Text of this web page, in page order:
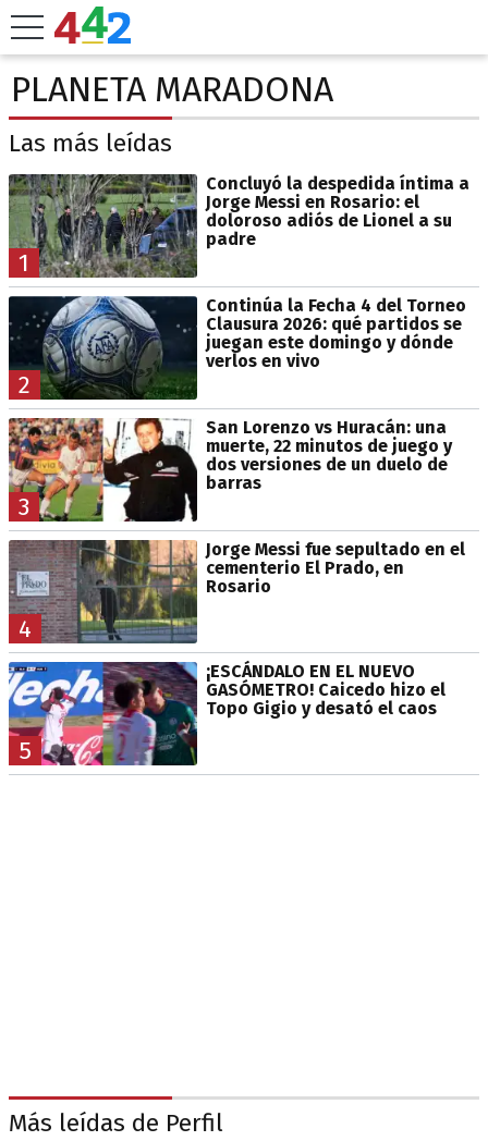
PLANETA MARADONA
Las más leídas
1
Concluyó la despedida íntima a
Jorge Messi en Rosario: el
doloroso adiós de Lionel a su
padre
2
Continúa la Fecha 4 del Torneo
Clausura 2026: qué partidos se
juegan este domingo y dónde
verlos en vivo
3
San Lorenzo vs Huracán: una
muerte, 22 minutos de juego y
dos versiones de un duelo de
barras
4
Jorge Messi fue sepultado en el
cementerio El Prado, en
Rosario
5
¡ESCÁNDALO EN EL NUEVO
GASÓMETRO! Caicedo hizo el
Topo Gigio y desató el caos
Más leídas de Perfil